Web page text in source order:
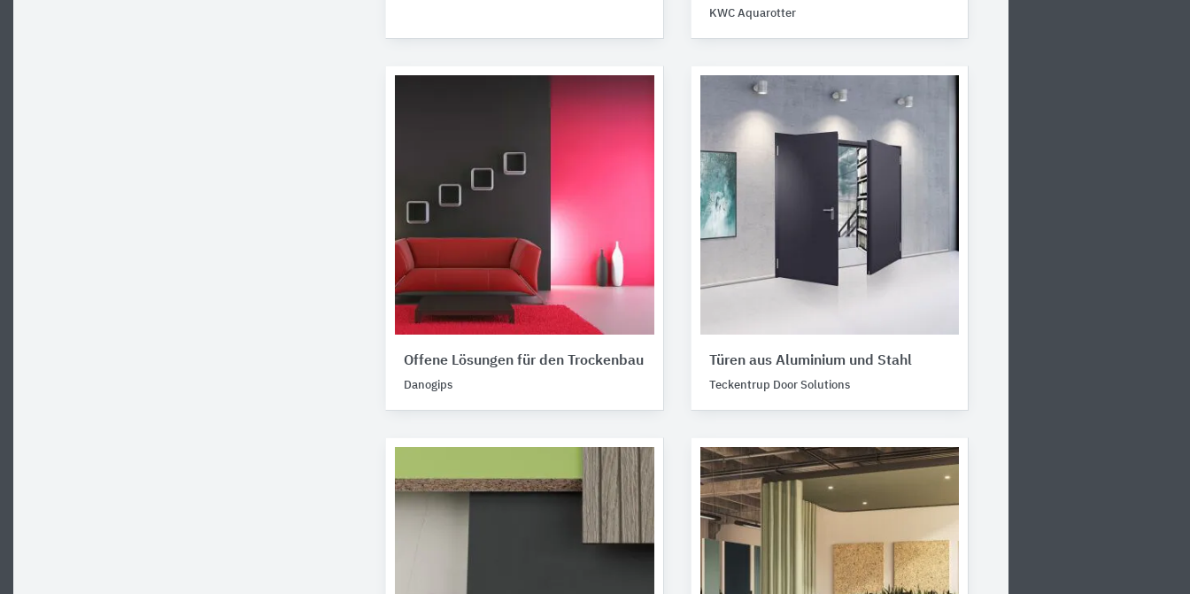
KWC Aquarotter
Offene Lösungen für den Trockenbau
Danogips
Türen aus Aluminium und Stahl
Teckentrup Door Solutions